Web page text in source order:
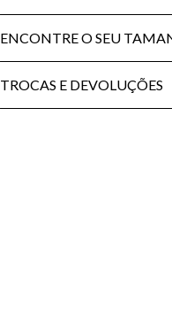
ENCONTRE O SEU
TROCAS E DEVOLUÇÕES